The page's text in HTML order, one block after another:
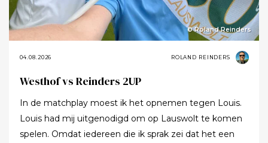
© Roland Reinders
04.08.2026 ROLAND REINDERS
Westhof vs Reinders 2UP
In de matchplay moest ik het opnemen tegen Louis.
Louis had mij uitgenodigd om op Lauswolt te komen
spelen. Omdat iedereen die ik sprak zei dat het een